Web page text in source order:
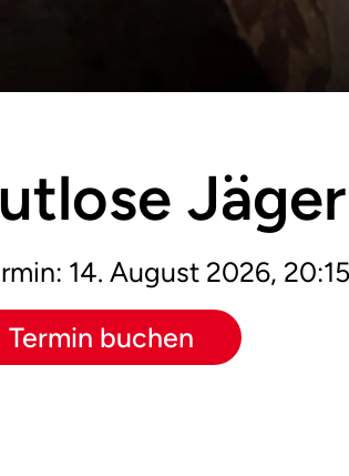
14. August 2026, 20:15
Termin buchen